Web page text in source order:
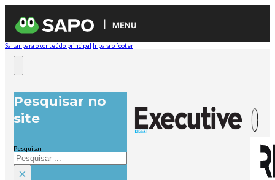
MENU
Saltar para o conteúdo principal Ir para o footer
Pesquisar no
site
Pesquisar
×